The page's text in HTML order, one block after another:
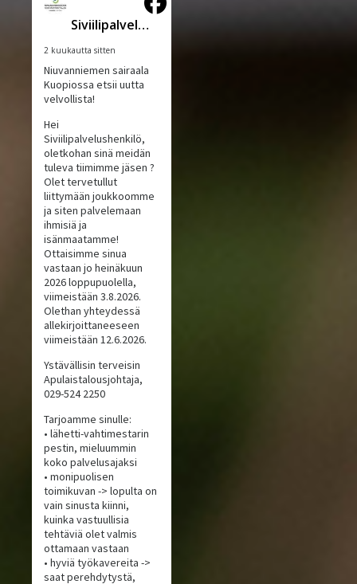
Siviilipalveluskeskus
2 kuukautta sitten
Niuvanniemen sairaala
Kuopiossa etsii uutta
velvollista!
Hei
Siviilipalvelushenkilö,
oletkohan sinä meidän
tuleva tiimimme jäsen ?
Olet tervetullut
liittymään joukkoomme
ja siten palvelemaan
ihmisiä ja
isänmaatamme!
Ottaisimme sinua
vastaan jo heinäkuun
2026 loppupuolella,
viimeistään 3.8.2026.
Olethan yhteydessä
allekirjoittaneeseen
viimeistään 12.6.2026.
Ystävällisin terveisin
Apulaistalousjohtaja,
029-524 2250
Tarjoamme sinulle:
• lähetti-vahtimestarin
pestin, mieluummin
koko palvelusajaksi
• monipuolisen
toimikuvan -> lopulta on
vain sinusta kiinni,
kuinka vastuullisia
tehtäviä olet valmis
ottamaan vastaan
• hyviä työkavereita ->
saat perehdytystä,